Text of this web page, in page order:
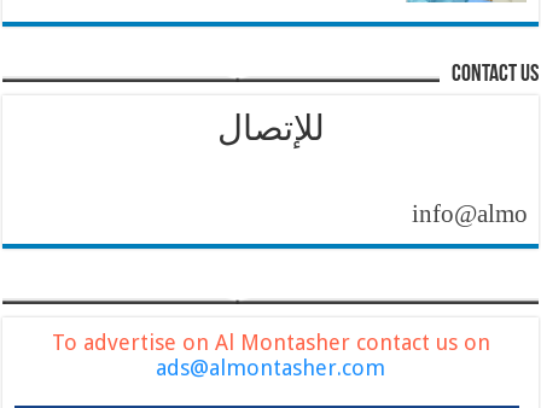
contact us
للإتصال
To advertise on Al Montasher contact us on
ads@almontasher.com